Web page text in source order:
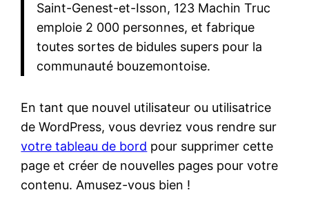
Saint-Genest-et-Isson, 123 Machin Truc
emploie 2 000 personnes, et fabrique
toutes sortes de bidules supers pour la
communauté bouzemontoise.
En tant que nouvel utilisateur ou utilisatrice
de WordPress, vous devriez vous rendre sur
votre tableau de bord pour supprimer cette
page et créer de nouvelles pages pour votre
contenu. Amusez-vous bien !